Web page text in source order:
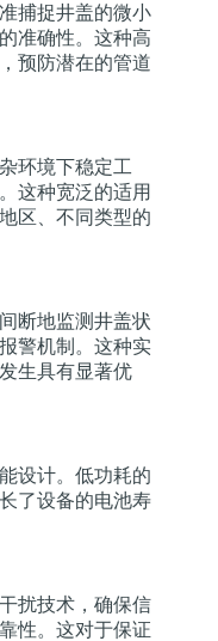
捕捉井盖的微小
准确性。这种高
预防潜在的管道
环境下稳定工
这种宽泛的适用
区、不同类型的
断地监测井盖状
警机制。这种实
生具有显著优
设计。低功耗的
了设备的电池寿
扰技术，确保信
性。这对于保证